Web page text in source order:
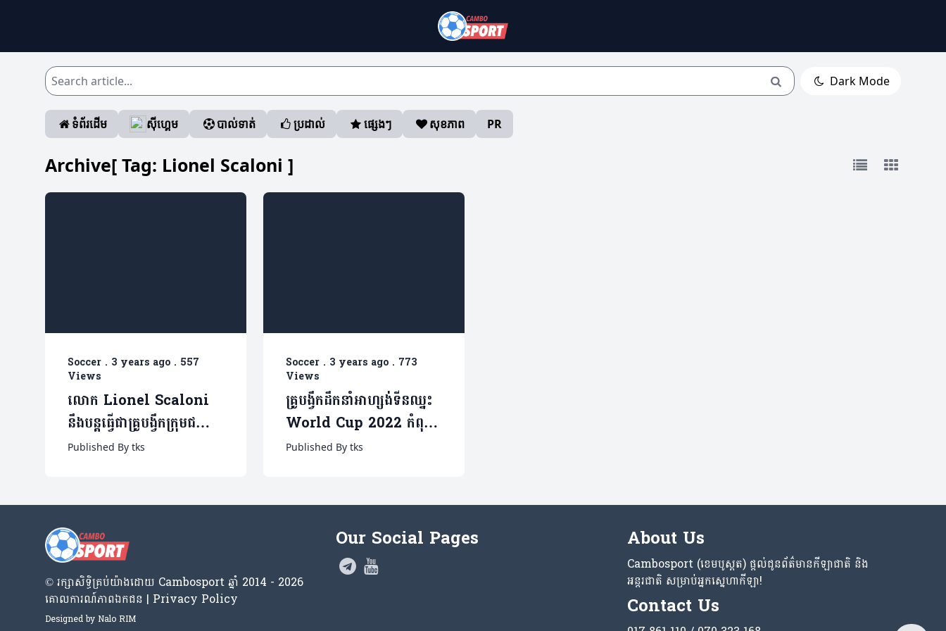
Dark Mode
ទំព័រដើម ស៊ីហ្គេម បាល់ទាត់ ប្រដាល់ ផ្សេងៗ សុខភាព PR
Archive[ Tag: Lionel Scaloni ]
Soccer . 3 years ago . 557
Views
លោក Lionel Scaloni
នឹងបន្តធ្វើជាគ្រូបង្វឹកក្រុមជម្រើ
សជាតិអាហ្សង់ទីន
Published By tks
Soccer . 3 years ago . 773
Views
គ្រូបង្វឹកដឹកនាំអាហ្សង់ទីនឈ្នះ
World Cup 2022 កំពុង
ពិចារណាលាលែងពីតំណែង
Published By tks
© រក្សា​សិទ្ធិ​គ្រប់​យ៉ាង​ដោយ​ Cambosport ឆ្នាំ 2014 - 2026
គោលការណ៍​ភាព​ឯកជន | Privacy Policy
Designed by Nalo RIM
Our Social Pages About Us
Cambosport (ខេមបូស្ពត) ផ្តល់ជូនព័ត៌មានកីឡាជាតិ និង
អន្តរជាតិ សម្រាប់អ្នកស្នេហាកីឡា!
Contact Us